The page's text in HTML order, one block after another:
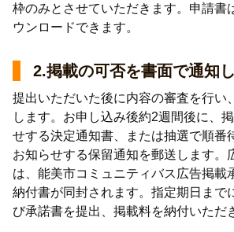
枠のみとさせていただきます。申請書
ウンロードできます。
2.掲載の可否を書面で通知
提出いただいた後に内容の審査を行い
します。お申し込み後約2週間後に、
せする決定通知書、または抽選で順番
お知らせする保留通知を郵送します。
は、能美市コミュニティバス広告掲載
納付書が同封されます。指定期日まで
び承諾書を提出、掲載料を納付いただ